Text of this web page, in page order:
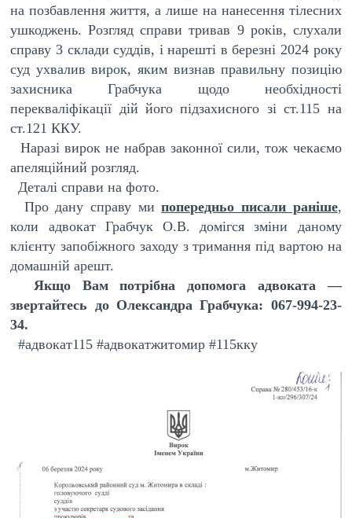
на позбавлення життя, а лише на нанесення тілесних
ушкоджень. Розгляд справи тривав 9 років, слухали
справу 3 склади суддів, і нарешті в березні 2024 року
суд ухвалив вирок, яким визнав правильну позицію
захисника Грабчука щодо необхідності
перекваліфікації дій його підзахисного зі ст.115 на
ст.121 ККУ.
Наразі вирок не набрав законної сили, тож чекаємо
апеляційний розгляд.
Деталі справи на фото.
Про дану справу мипопередньо писали раніше,
коли адвокат Грабчук О.В. домігся зміни даному
клієнту запобіжного заходу з тримання під вартою на
домашній арешт.
Якщо Вам потрібна допомога адвоката —
звертайтесь до Олександра Грабчука: 067-994-23-
34.
#адвокат115 #адвокатжитомир #115кку